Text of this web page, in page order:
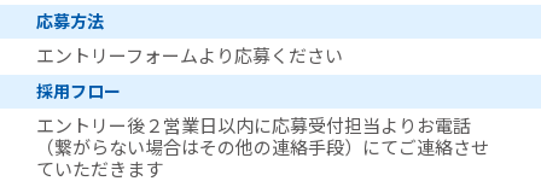
応募方法
エントリーフォームより応募ください
採用フロー
エントリー後２営業日以内に応募受付担当よりお電話
（繋がらない場合はその他の連絡手段）にてご連絡させ
ていただきます